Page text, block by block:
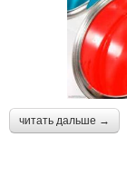
читать дальше →